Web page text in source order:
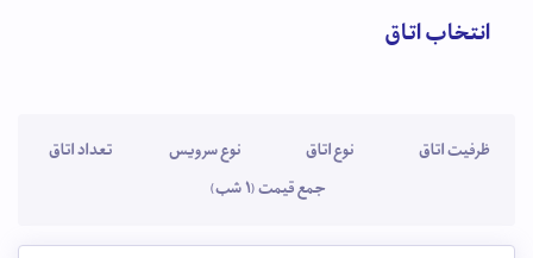
انتخاب اتاق
ظرفیت اتاق نوع اتاق نوع سرویس
تعداد اتاق
جمع قیمت (1 شب)